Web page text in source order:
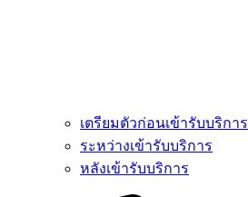
เตรียมตัวก่อนเข้ารับบริการ
ระหว่างเข้ารับบริการ
หลังเข้ารับบริการ